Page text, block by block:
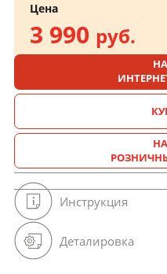
Цена
3 990 руб.
Инструкция
Деталировка